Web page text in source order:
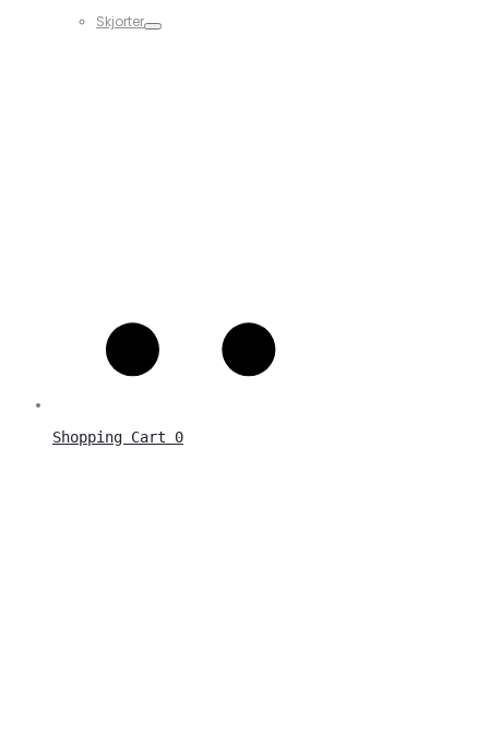
Skjorter
Shopping Cart 0